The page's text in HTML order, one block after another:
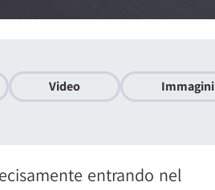
Video Immagini
entrando nel